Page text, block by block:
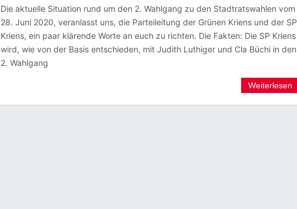
Die aktuelle Situation rund um den 2. Wahlgang zu den Stadtratswahlen vom
28. Juni 2020, veranlasst uns, die Parteileitung der Grünen Kriens und der SP
Kriens, ein paar klärende Worte an euch zu richten. Die Fakten: Die SP Kriens
wird, wie von der Basis entschieden, mit Judith Luthiger und Cla Büchi in den
2. Wahlgang
Weiterlesen